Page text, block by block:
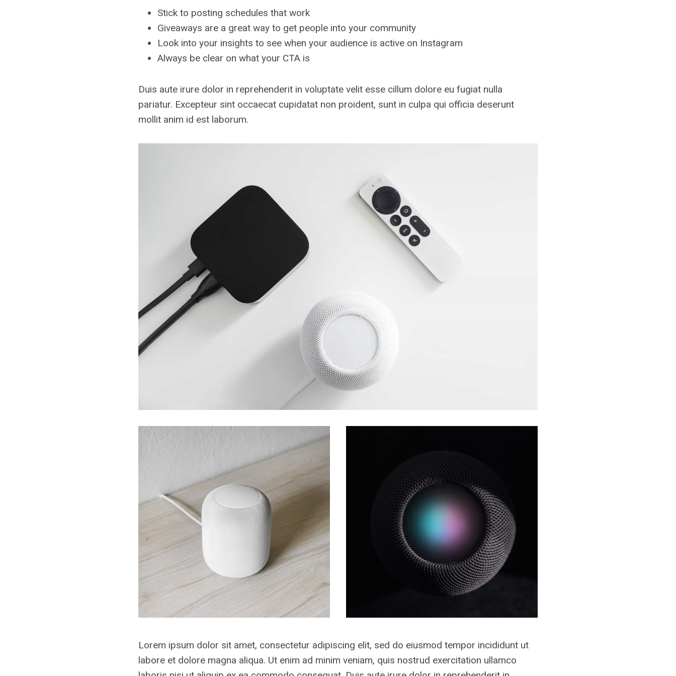
Stick to posting schedules that work
Giveaways are a great way to get people into your community
Look into your insights to see when your audience is active on Instagram
Always be clear on what your CTA is
Duis aute irure dolor in reprehenderit in voluptate velit esse cillum dolore eu fugiat nulla
pariatur. Excepteur sint occaecat cupidatat non proident, sunt in culpa qui officia deserunt
mollit anim id est laborum.
Lorem ipsum dolor sit amet, consectetur adipiscing elit, sed do eiusmod tempor incididunt ut
labore et dolore magna aliqua. Ut enim ad minim veniam, quis nostrud exercitation ullamco